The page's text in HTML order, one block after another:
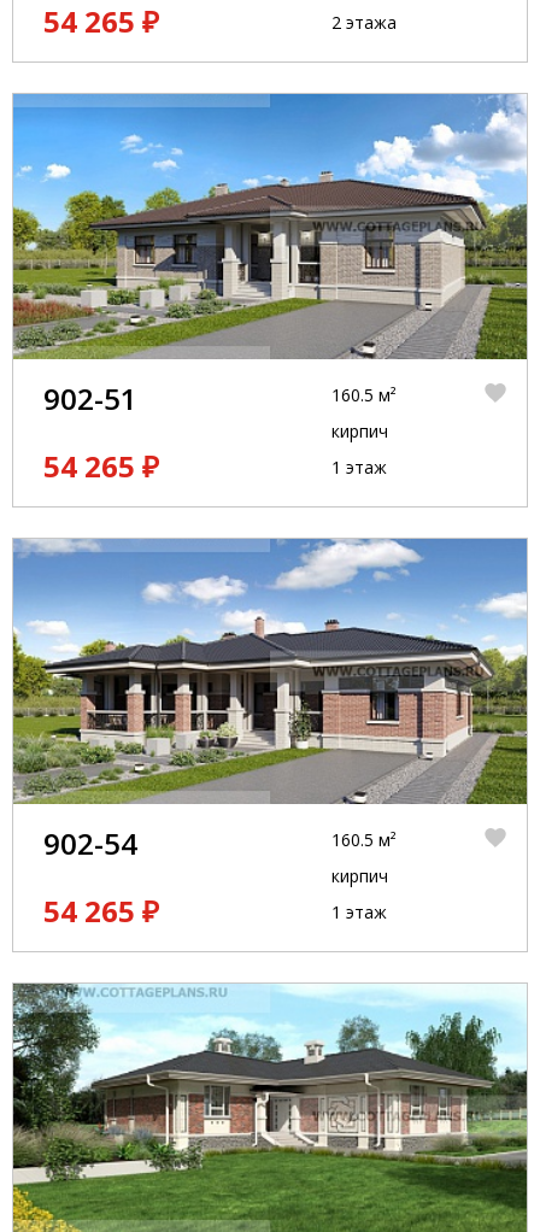
54 265 ₽
2 этажа
902-51
54 265 ₽
160.5 м²
кирпич
1 этаж
902-54
54 265 ₽
160.5 м²
кирпич
1 этаж